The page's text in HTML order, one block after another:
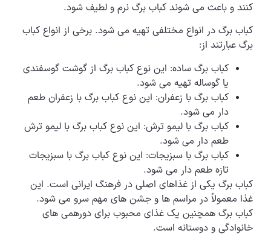
کنند و باعث می شوند کباب برگ نرم و لطیف شود.
کباب برگ در انواع مختلفی تهیه می شود. برخی از انواع کباب
برگ عبارتند از:
کباب برگ ساده: این نوع کباب برگ از گوشت گوسفندی
یا گوساله تهیه می شود.
کباب برگ با زعفران: این نوع کباب برگ با زعفران طعم
دار می شود.
کباب برگ با لیمو ترش: این نوع کباب برگ با لیمو ترش
طعم دار می شود.
کباب برگ با سبزیجات: این نوع کباب برگ با سبزیجات
تازه طعم دار می شود.
کباب برگ یکی از غذاهای اصلی در فرهنگ ایرانی است. این
غذا معمولاً در مراسم ها و جشن های مهم سرو می شود.
کباب برگ همچنین یک غذای محبوب برای دورهمی های
خانوادگی و دوستانه است.